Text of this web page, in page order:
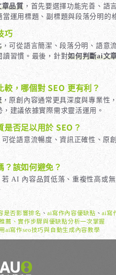
章品質，首先要選擇功能完善、語
當運用標題、副標題與段落分明的
巧
，可從語言簡潔、段落分明、語意
讀習慣。最後，針對如何判斷ai文
，哪個對 SEO 更有利？
，原創內容通常更具深度與專業性
建議依據實際需求靈活運用。
否足以用於 SEO？
可從語意流暢度、資訊正確性、原
該如何避免？
若 AI 內容品質低落、重複性高或
是否影響排名 、ai寫作內容優缺點 、ai寫
薦、實作步驟與優缺點分析一次掌握
ai寫作seo技巧與自動生成內容教學